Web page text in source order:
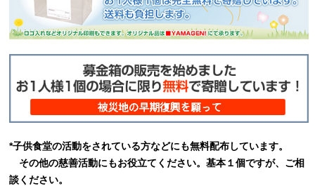
*子供食堂の活動をされている方などにも無料配布しています。
その他の慈善活動にもお役立てください。基本１個ですが、ご相
談ください。